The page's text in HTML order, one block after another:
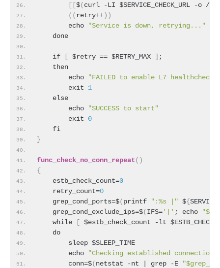
[ [$(curl -LI $SERVICE_CHECK_URL -o
( (retry++) )
        echo
"Service is down, retrying..."
    done
    if
[ $retry == $RETRY_MAX ] ;
    then
        echo
"FAILED to enable L7 healthcheck"
        exit
1
    else
        echo
"SUCCESS to start"
        exit
0
    fi
}
func_check_no_conn_repeat( )
{
    estb_check_count=
0
    retry_count=
0
    grep_cond_ports=$
(printf ":%s |" ${
    grep_cond_exclude_ips=$
(IFS='|' ; echo
    while
[ $estb_check_count -lt
    do
        sleep $SLEEP_TIME
        echo
"Checking established
        conn=$
(netstat -nt | grep -E